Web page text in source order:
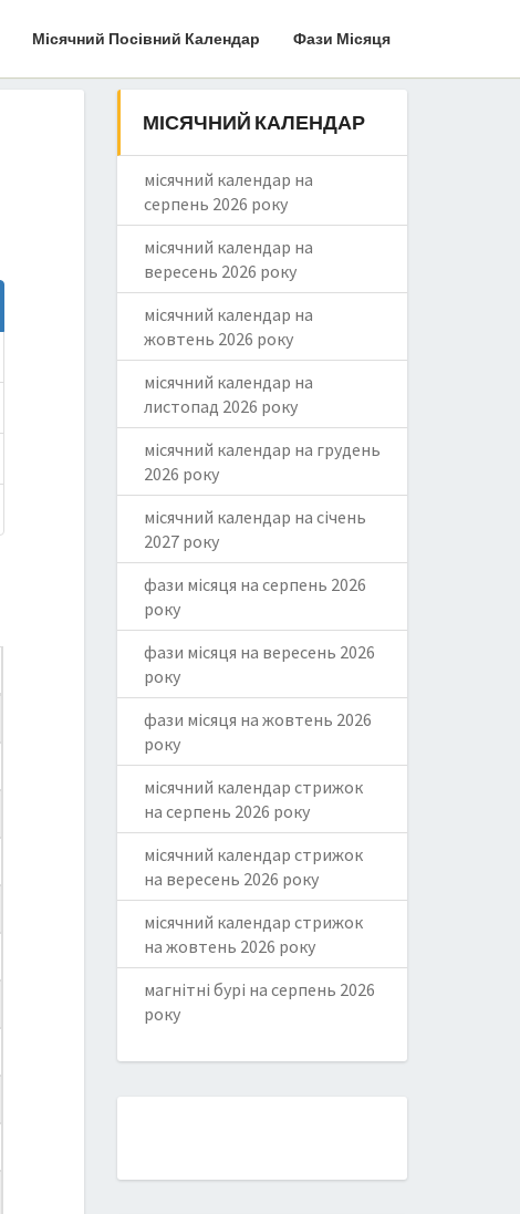
Місячний Посівний Календар Фази Місяця
МІСЯЧНИЙ КАЛЕНДАР
місячний календар на
серпень 2026 року
місячний календар на
вересень 2026 року
місячний календар на
жовтень 2026 року
місячний календар на
листопад 2026 року
місячний календар на грудень
2026 року
місячний календар на січень
2027 року
фази місяця на серпень 2026
року
фази місяця на вересень 2026
року
фази місяця на жовтень 2026
року
місячний календар стрижок
на серпень 2026 року
місячний календар стрижок
на вересень 2026 року
місячний календар стрижок
на жовтень 2026 року
магнітні бурі на серпень 2026
року